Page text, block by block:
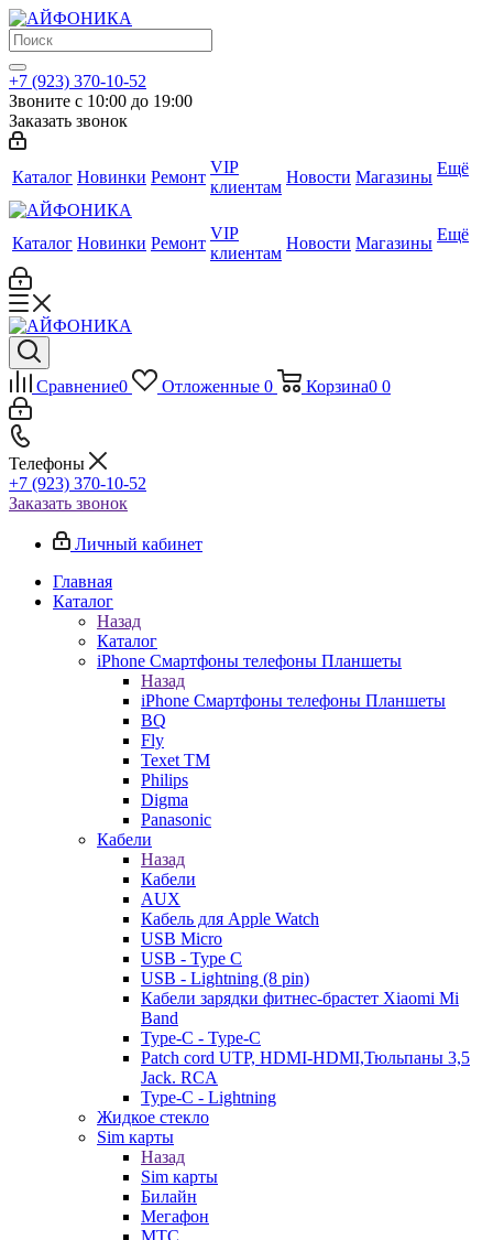
+7 (923) 370-10-52
Звоните с 10:00 до 19:00
Заказать звонок
Каталог Новинки Ремонт
VIP
клиентам
Новости Магазины Ещё
Каталог Новинки Ремонт
VIP
клиентам
Новости Магазины Ещё
Сравнение0 Отложенные 0 Корзина0 0
Телефоны
+7 (923) 370-10-52
Заказать звонок
Личный кабинет
Главная
Каталог
Назад
Каталог
iPhone Смартфоны телефоны Планшеты
Назад
iPhone Смартфоны телефоны Планшеты
BQ
Fly
Texet TM
Philips
Digma
Panasonic
Кабели
Назад
Кабели
AUX
Кабель для Apple Watch
USB Micro
USB - Type C
USB - Lightning (8 pin)
Кабели зарядки фитнес-брастет Xiaomi Mi
Band
Type-C - Type-C
Patch cord UTP, HDMI-HDMI,Тюльпаны 3,5
Jack. RCA
Type-C - Lightning
Жидкое стекло
Sim карты
Назад
Sim карты
Билайн
Мегафон
МТС